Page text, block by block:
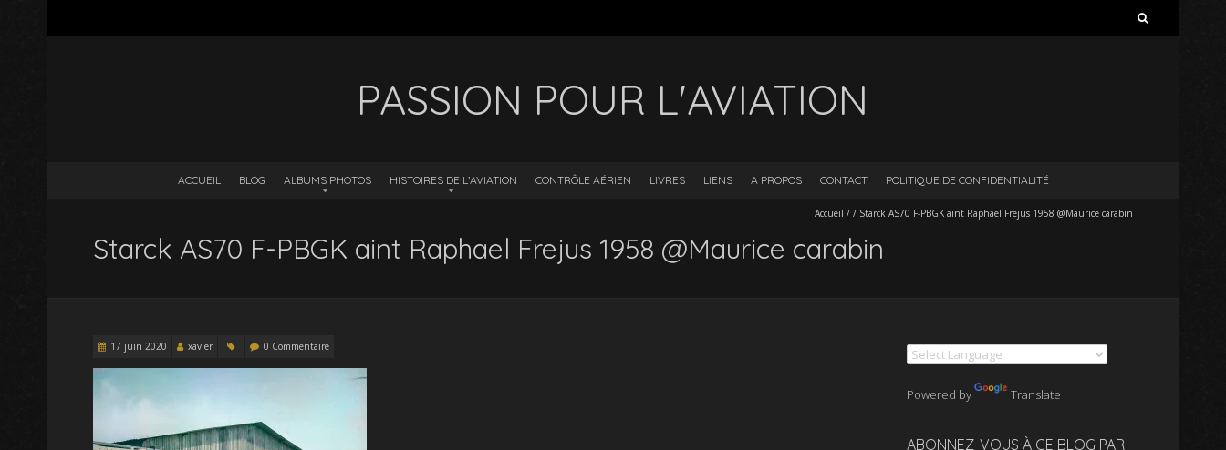
PASSION POUR L'AVIATION
ACCUEIL BLOG ALBUMS PHOTOS HISTOIRES DE L’AVIATION CONTRÔLE AÉRIEN LIVRES LIENS A PROPOS CONTACT POLITIQUE DE CONFIDENTIALITÉ
Accueil // Starck AS70 F-PBGK aint Raphael Frejus 1958 @Maurice carabin
Starck AS70 F-PBGK aint Raphael Frejus 1958 @Maurice carabin
17 juin 2020 xavier 0 Commentaire
Powered by Translate
ABONNEZ-VOUS À CE BLOG PAR